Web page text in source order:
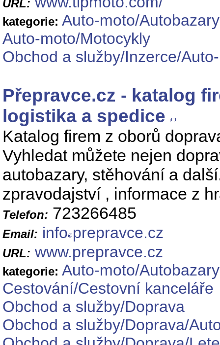
URL:
kategorie: Auto-moto/Autobazary
Auto-moto/Motocykly
Obchod a služby/Inzerce/
Přepravce.cz - katalog
logistika a spedice
Katalog firem z oborů
Vyhledat můžete nejen
autobazary, stěhování a
zpravodajství , informace z
Telefon: 723266485
Email: info prepravce.cz
URL: www.prepravce.cz
kategorie: Auto-moto/Autobazary
Cestování/Cestovní kanceláře
Obchod a služby/Doprava
Obchod a služby/Doprava/